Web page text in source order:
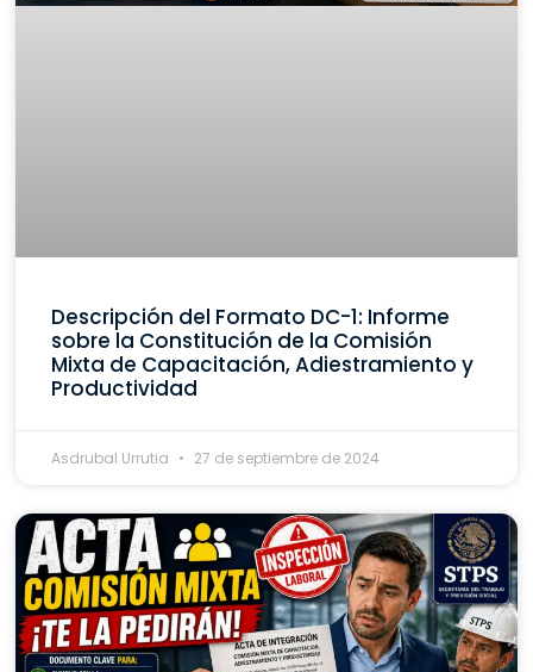
Descripción del Formato DC-1: Informe
sobre la Constitución de la Comisión
Mixta de Capacitación, Adiestramiento y
Productividad
Asdrubal Urrutia 27 de septiembre de 2024